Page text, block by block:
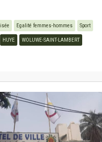
Egalité femmes-hommes Sport
HUYE WOLUWE-SAINT-LAMBERT